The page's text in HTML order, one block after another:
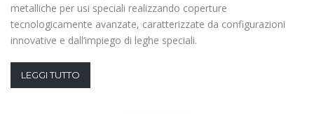
metalliche per usi speciali realizzando coperture
tecnologicamente avanzate, caratterizzate da configurazioni
innovative e dall’impiego di leghe speciali.
LEGGI TUTTO